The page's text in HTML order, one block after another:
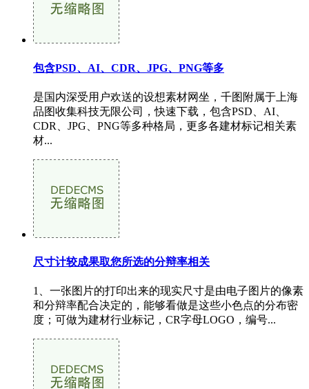
包含PSD、AI、CDR、JPG、PNG等多
是国内深受用户欢送的设想素材网坐，千图附属于上海
品图收集科技无限公司，快速下载，包含PSD、AI、
CDR、JPG、PNG等多种格局，更多各建材标记相关素
材...
尺寸计较成果取您所选的分辩率相关
1、一张图片的打印出来的现实尺寸是由电子图片的像素
和分辩率配合决定的，能够看做是这些小色点的分布密
度；可做为建材行业标记，CR字母LOGO，编号...